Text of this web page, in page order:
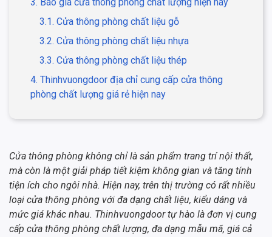
3.1. Cửa thông phòng chất liệu gỗ
3.2. Cửa thông phòng chất liệu nhựa
3.3. Cửa thông phòng chất liệu thép
4. Thinhvuongdoor địa chỉ cung cấp cửa thông
phòng chất lượng giá rẻ hiện nay
Cửa thông phòng không chỉ là sản phẩm trang trí nội thất,
mà còn là một giải pháp tiết kiệm không gian và tăng tính
tiện ích cho ngôi nhà. Hiện nay, trên thị trường có rất nhiều
loại cửa thông phòng với đa dạng chất liệu, kiểu dáng và
mức giá khác nhau. Thinhvuongdoor tự hào là đơn vị cung
cấp cửa thông phòng chất lượng, đa dạng mẫu mã, giá cả